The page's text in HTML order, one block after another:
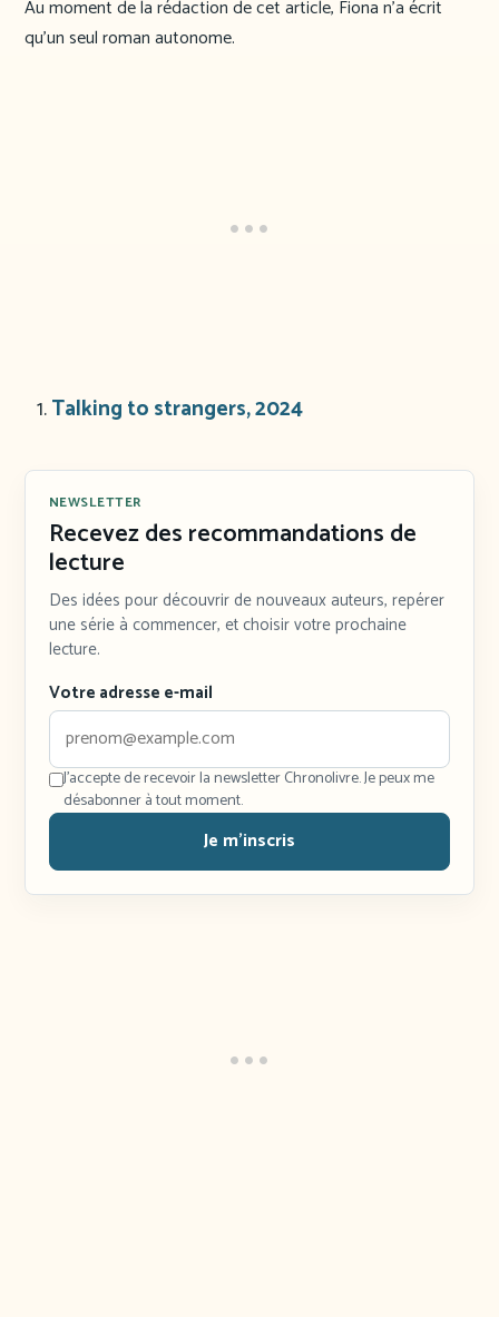
Au moment de la rédaction de cet article, Fiona n’a écrit
qu’un seul roman autonome.
Talking to strangers, 2024
NEWSLETTER
Recevez des recommandations de
lecture
Des idées pour découvrir de nouveaux auteurs, repérer
une série à commencer, et choisir votre prochaine
lecture.
Votre adresse e-mail
J'accepte de recevoir la newsletter Chronolivre. Je peux me
désabonner à tout moment.